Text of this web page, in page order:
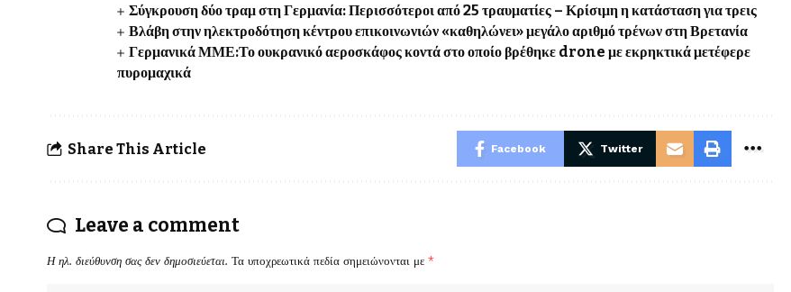
Σύγκρουση δύο τραμ στη Γερμανία: Περισσότεροι από 25 τραυματίες – Κρίσιμη η κατάσταση για τρεις
Βλάβη στην ηλεκτροδότηση κέντρου επικοινωνιών «καθηλώνει» μεγάλο αριθμό τρένων στη Βρετανία
Γερμανικά ΜΜΕ:Το ουκρανικό αεροσκάφος κοντά στο οποίο βρέθηκε drone με εκρηκτικά μετέφερε
πυρομαχικά
Share This Article Facebook Twitter
Leave a comment
Η ηλ. διεύθυνση σας δεν δημοσιεύεται. Τα υποχρεωτικά πεδία σημειώνονται με *